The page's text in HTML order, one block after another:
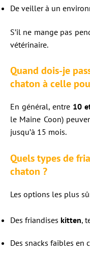
De veiller à un
S’il ne mange pas
vétérinaire.
Quand dois-je
chaton à celle
En général, entre 10
le Maine Coon)
jusqu’à 15 mois.
Quels types de
chaton ?
Les options les plus
Des friandises kitten,
Des snacks faibles en